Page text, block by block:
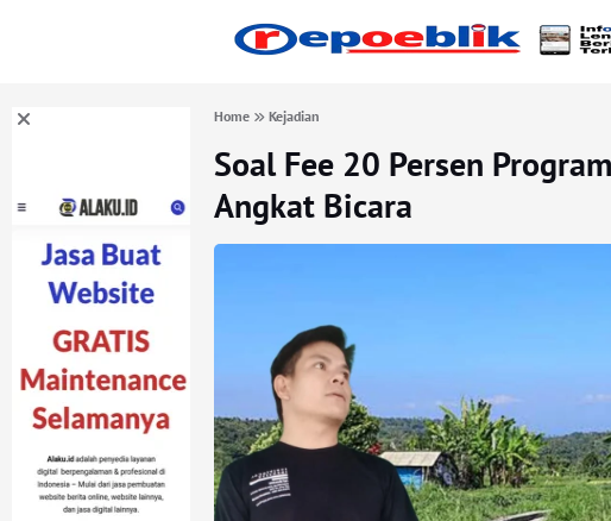
Home Kejadian
Soal Fee 20 Persen
Angkat Bicara